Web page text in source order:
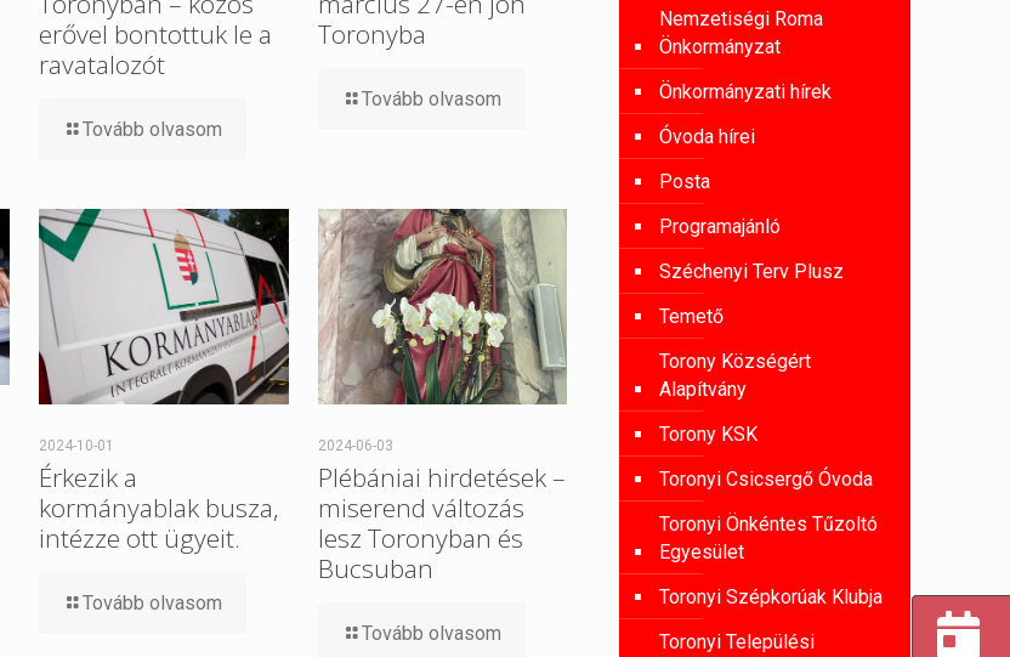
erővel bontottuk le a
ravatalozót
Tovább olvasom
Toronyba
Tovább olvasom
2024-10-01
Érkezik a
kormányablak busza,
intézze ott ügyeit.
Tovább olvasom
2024-06-03
Plébániai hirdetések –
miserend változás
lesz Toronyban és
Bucsuban
Tovább olvasom
Nemzetiségi Roma
Önkormányzat
Önkormányzati hírek
Óvoda hírei
Posta
Programajánló
Széchenyi Terv Plusz
Temető
Torony Községért
Alapítvány
Torony KSK
Toronyi Csicsergő Óvoda
Toronyi Önkéntes Tűzoltó
Egyesület
Toronyi Szépkorúak Klubja
Toronyi Települési